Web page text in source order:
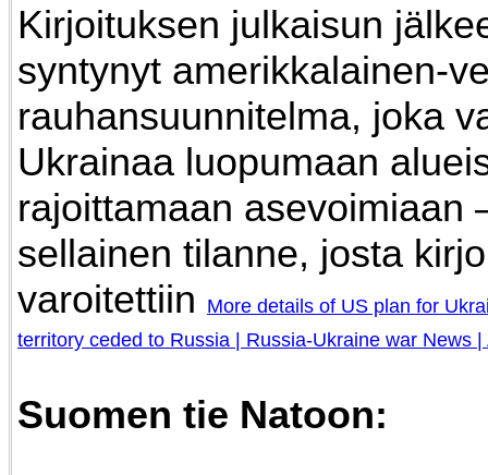
Kirjoituksen julkaisun
syntynyt amerikkalainen-
rauhansuunnitelma, joka
Ukrainaa luopumaan
rajoittamaan asevoimiaan
sellainen tilanne, josta
varoitettiin
More details of US plan for
territory ceded to Russia | Russia-Ukraine war News
Suomen tie Natoon: